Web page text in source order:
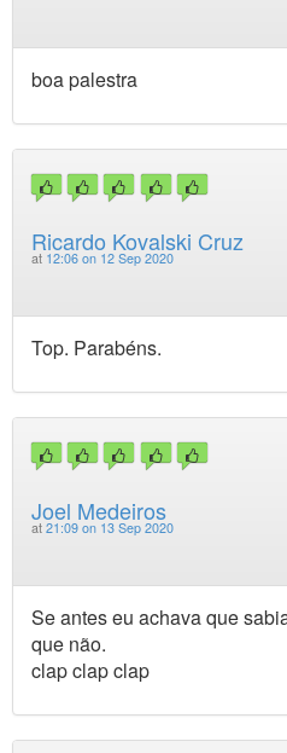
boa palestra
Ricardo Kovalski Cruz
at 12:06 on 12 Sep 2020
Top. Parabéns.
Joel Medeiros
at 21:09 on 13 Sep 2020
Se antes eu achava que
que não.
clap clap clap